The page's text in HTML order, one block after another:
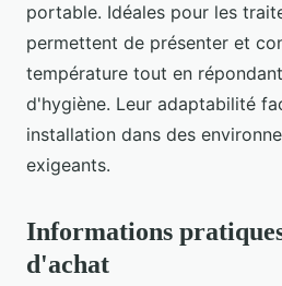
portable. Idéales pour les
permettent de présenter et
température tout en
d'hygiène. Leur adaptabilité
installation dans des
exigeants.
Informations
d'achat